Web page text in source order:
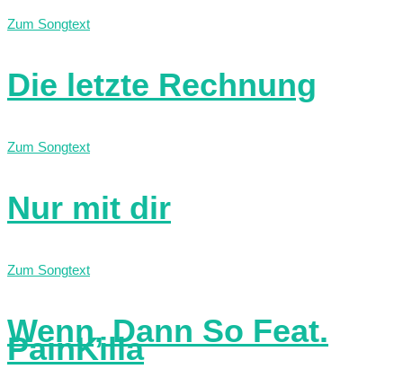
Zum Songtext
Die letzte Rechnung
Zum Songtext
Nur mit dir
Zum Songtext
Wenn, Dann So Feat.
PainKilla